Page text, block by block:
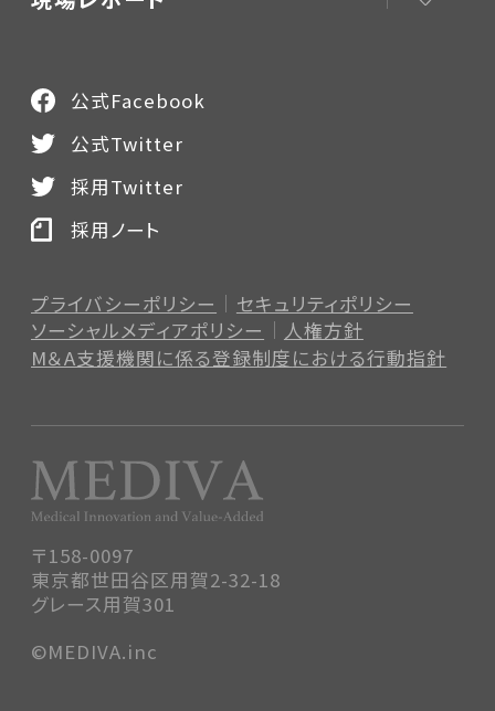
〒158-0097
東京都世田谷区用賀2-32-18
グレース用賀301
プライバシーポリシー
セキュリティポリシー
ソーシャルメディアポリシー
人権方針
M＆A支援機関に係る登録制度における行動指針
公式Facebook
公式Twitter
採用Twitter
採用ノート
©MEDIVA.inc